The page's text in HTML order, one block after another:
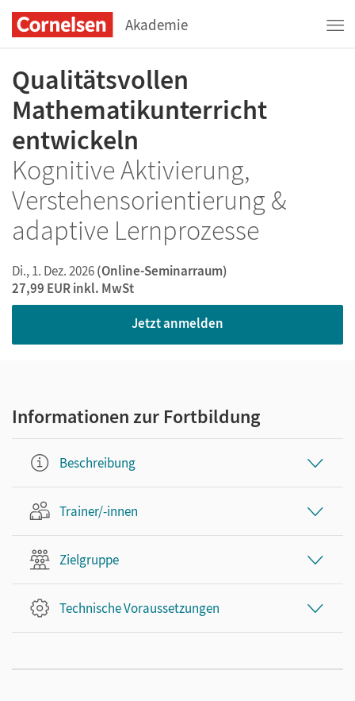
Akademie
Qualitätsvollen
Mathematikunterricht
entwickeln
Kognitive Aktivierung,
Verstehensorientierung &
adaptive Lernprozesse
Di., 1. Dez. 2026(Online-Seminarraum)
27,99 EURinkl. MwSt
Jetzt anmelden
Informationen zur Fortbildung
Beschreibung
Trainer/-innen
Zielgruppe
Technische Voraussetzungen